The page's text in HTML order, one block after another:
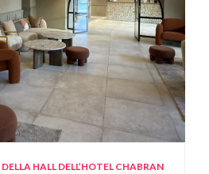
HALL DELL’HOTEL CHABRAN